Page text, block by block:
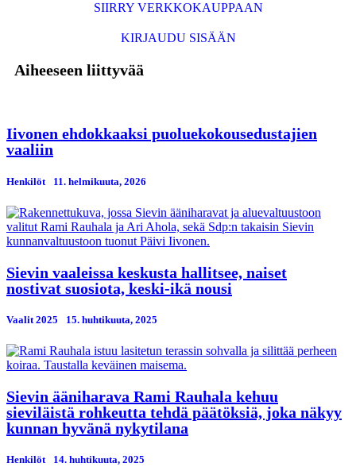
SIIRRY VERKKOKAUPPAAN
KIRJAUDU SISÄÄN
Aiheeseen liittyvää
Iivonen ehdokkaaksi puoluekokousedustajien
vaaliin
Henkilöt 11. helmikuuta, 2026
Sievin vaaleissa keskusta hallitsee, naiset
nostivat suosiota, keski-ikä nousi
Vaalit 2025 15. huhtikuuta, 2025
Sievin ääniharava Rami Rauhala kehuu
sieviläistä rohkeutta tehdä päätöksiä, joka näkyy
kunnan hyvänä nykytilana
Henkilöt 14. huhtikuuta, 2025